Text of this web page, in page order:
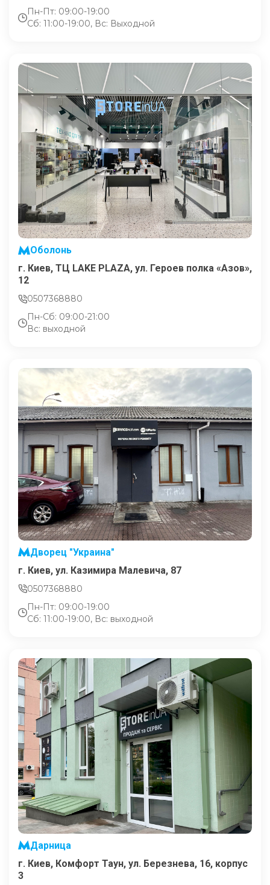
Пн-Пт: 09:00-19:00
Сб: 11:00-19:00, Вс: Выходной
Оболонь
г. Киев, ТЦ LAKE PLAZA, ул. Героев полка «Азов»,
12
0507368880
Пн-Сб: 09:00-21:00
Вс: выходной
Дворец "Украина"
г. Киев, ул. Казимира Малевича, 87
0507368880
Пн-Пт: 09:00-19:00
Сб: 11:00-19:00, Вс: выходной
Дарница
г. Киев, Комфорт Таун, ул. Березнева, 16, корпус
3